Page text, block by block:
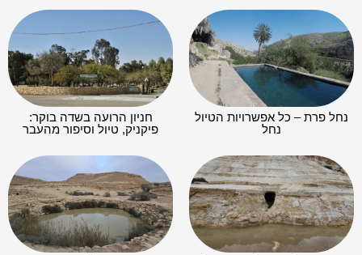
נחל פרת – כל אפשרויות הטיול
נחל
חניון הרועה בשדה בוקר:
פיקניק, טיול וסיפור מהעבר